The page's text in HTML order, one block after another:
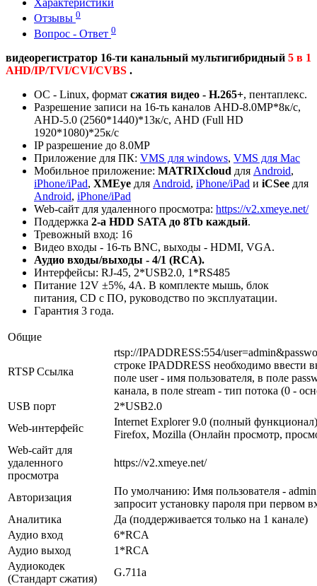
Отзывы 0
Вопрос - Ответ 0
видеорегистратор 16-ти канальный мультигибридный 5 в 1
AHD/IP/TVI/CVI/CVBS .
ОС - Linux, формат сжатия видео - H.265+, пентаплекс.
Разрешение записи на 16-ть каналов AHD-8.0MP*8к/с,
AHD-5.0 (2560*1440)*13к/с, AНD (Full HD
1920*1080)*25к/с
IP разрешение до 8.0MP
Приложение для ПК: VMS для windows, VMS для Mac
Мобильное приложение: MATRIXcloud для Android,
iPhone/iPad, XMEye для Android, iPhone/iPad и iCSee для
Android, iPhone/iPad
Web-сайт для удаленного просмотра: https://v2.xmeye.net/
Поддержка 2-а HDD SATA до 8Tb каждый.
Тревожный вход: 16
Видео входы - 16-ть BNC, выходы - HDMI, VGA.
Аудио входы/выходы - 4/1 (RCA).
Интерфейсы: RJ-45, 2*USB2.0, 1*RS485
Питание 12V ±5%, 4А. В комплекте мышь, блок
питания, CD с ПО, руководство по эксплуатации.
Гарантия 3 года.
Общие
RTSP Ссылка
rtsp://IPADDRESS:554/
строке IPADDRESS необходимо ввести
поле user - имя пользователя, в поле
канала, в поле stream - тип потока (0 -
USB порт
2*USB2.0
Web-интерфейс
Internet Explorer 9.0 (полный
Firefox, Mozilla (Онлайн просмотр,
Web-сайт для
удаленного
просмотра
https://v2.xmeye.net/
Авторизация
По умолчанию: Имя пользователя -
запросит установку пароля при первом
Аналитика
Да (поддерживается только на 1 канале)
Аудио вход
6*RCA
Аудио выход
1*RCA
Аудиокодек
(Стандарт сжатия)
G.711a